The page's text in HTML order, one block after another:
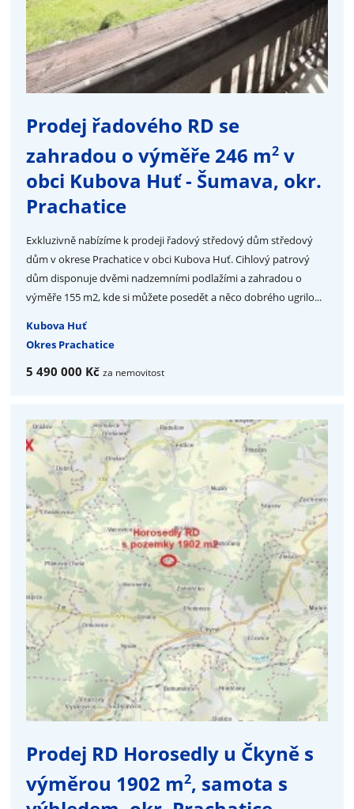
Prodej řadového RD se
zahradou o výměře 246 m2v
obci Kubova Huť - Šumava, okr.
Prachatice
Exkluzivně nabízíme k prodeji řadový středový dům středový
dům v okrese Prachatice v obci Kubova Huť. Cihlový patrový
dům disponuje dvěmi nadzemními podlažími a zahradou o
výměře 155 m2, kde si můžete posedět a něco dobrého ugrilo...
Kubova Huť
Okres Prachatice
5 490 000 Kč za nemovitost
Prodej RD Horosedly u Čkyně s
výměrou 1902 m2, samota s